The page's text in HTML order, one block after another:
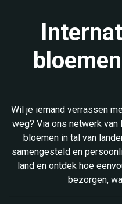
Wil je iemand verrassen
weg? Via ons netwerk
bloemen in tal van
samengesteld en
land en ontdek hoe
bezorgen,